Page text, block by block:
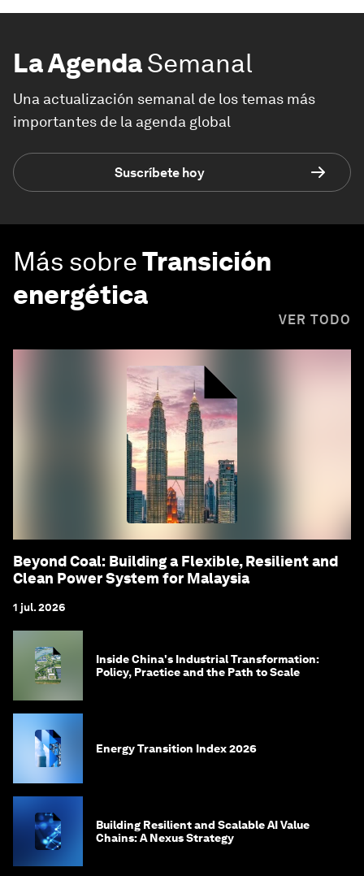
La AgendaSemanal
Una actualización semanal de los temas más
importantes de la agenda global
Suscríbete hoy
Más sobreTransición
energética
VER TODO
Beyond Coal: Building a Flexible, Resilient and
Clean Power System for Malaysia
1 jul. 2026
Inside China's Industrial Transformation:
Policy, Practice and the Path to Scale
Energy Transition Index 2026
Building Resilient and Scalable AI Value
Chains: A Nexus Strategy